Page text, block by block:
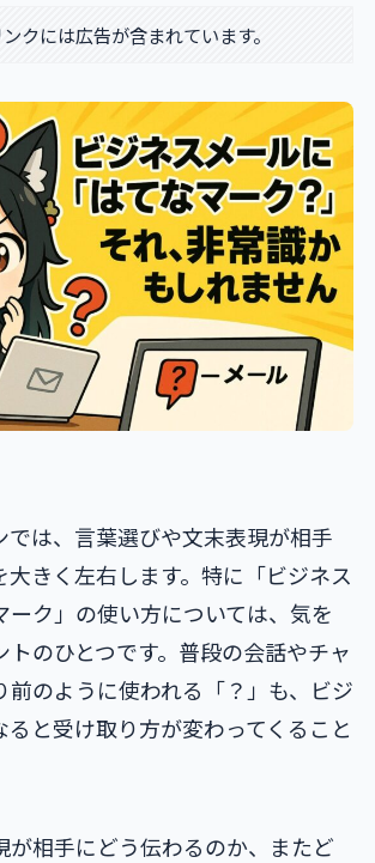
クには広告が含まれています。
では、言葉選びや文末表現が相手
大きく左右します。特に「ビジネス
ーク」の使い方については、気を
トのひとつです。普段の会話やチャ
前のように使われる「？」も、ビジ
ると受け取り方が変わってくること
が相手にどう伝わるのか、またど